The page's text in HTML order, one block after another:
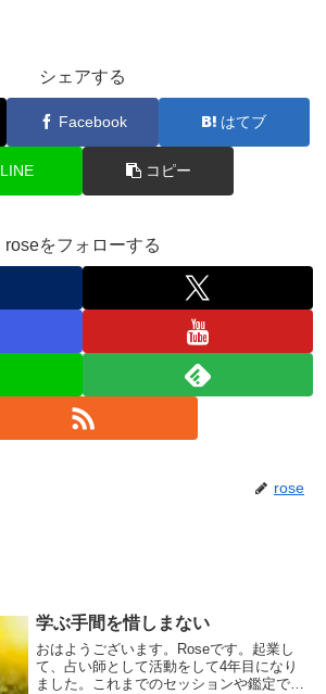
シェアする
Facebook はてブ
LINE コピー
roseをフォローする
rose
学ぶ手間を惜しまない
おはようございます。Roseです。起業し
て、占い師として活動をして4年目になり
ました。これまでのセッションや鑑定で感